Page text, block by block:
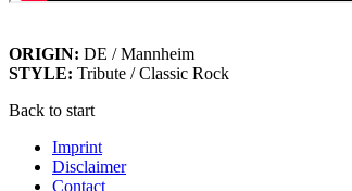
ORIGIN: DE / Mannheim
STYLE: Tribute / Classic Rock
Back to start
Imprint
Disclaimer
Contact